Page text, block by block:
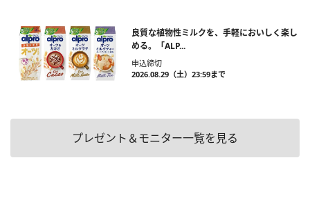
良質な植物性ミルクを、手軽においしく楽し
める。「ALP...
申込締切
2026.08.29（土）23:59まで
プレゼント＆モニター一覧を見る